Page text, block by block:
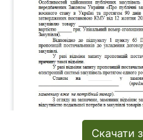
Скачати